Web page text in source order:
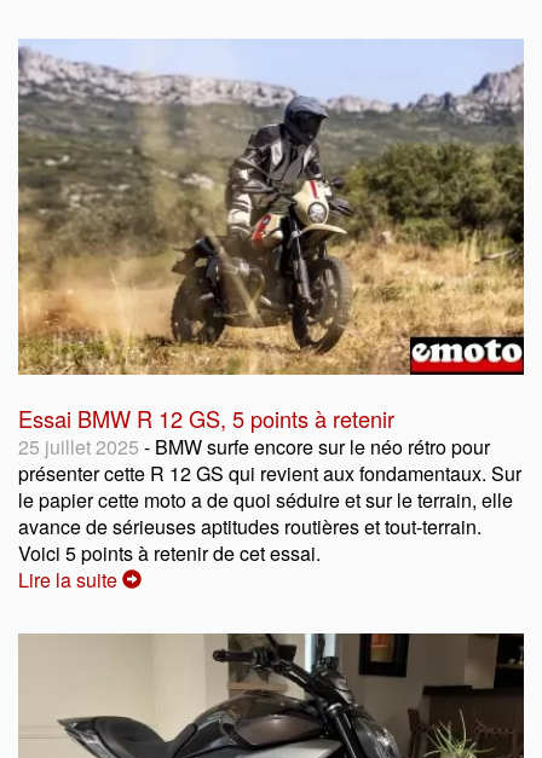
Essai BMW R 12 GS, 5 points à retenir
25 juillet 2025 - BMW surfe encore sur le néo rétro pour
présenter cette R 12 GS qui revient aux fondamentaux. Sur
le papier cette moto a de quoi séduire et sur le terrain, elle
avance de sérieuses aptitudes routières et tout-terrain.
Voici 5 points à retenir de cet essai.
Lire la suite